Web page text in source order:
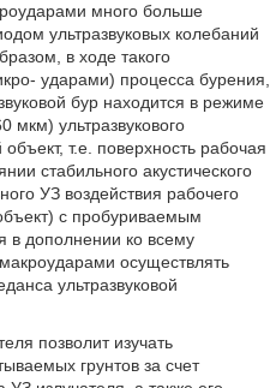
много больше
ультразвуковых колебаний
в ходе такого
ударами) процесса бурения,
бур находится в режиме
мкм) ультразвукового
т.е. поверхность рабочая
стабильного акустического
УЗ воздействия рабочего
с пробуриваемым
в дополнении ко всему
осуществлять
ультразвуковой
позволит изучать
грунтов за счет